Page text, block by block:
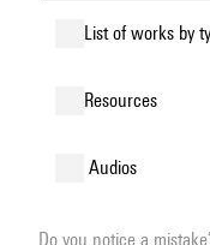
list of works by
resources
audios
Do you notice a